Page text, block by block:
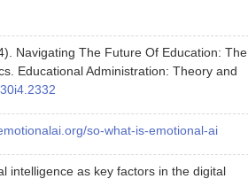
Navigating The Future Of Education: The
Educational Administration: Theory and
so-what-is-emotional-ai
intelligence as key factors in the digital